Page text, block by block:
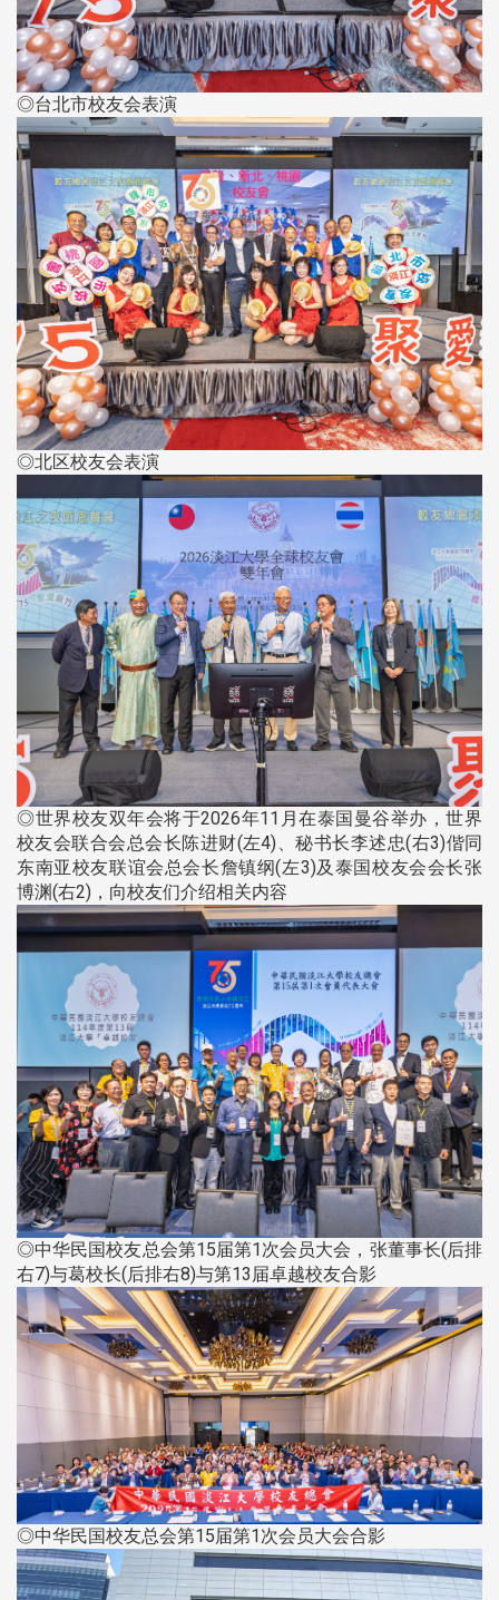
◎台北市校友会表演
◎北区校友会表演
◎世界校友双年会将于2026年11月在泰国曼谷举办，世界
校友会联合会总会长陈进财(左4)、秘书长李述忠(右3)偕同
东南亚校友联谊会总会长詹镇纲(左3)及泰国校友会会长张
博渊(右2)，向校友们介绍相关内容
◎中华民国校友总会第15届第1次会员大会，张董事长(后排
右7)与葛校长(后排右8)与第13届卓越校友合影
◎中华民国校友总会第15届第1次会员大会合影